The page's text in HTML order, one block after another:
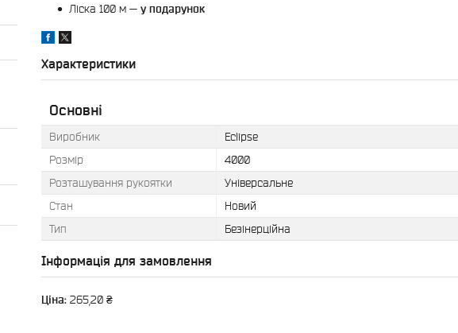
Ліска 100 м — у подарунок
Характеристики
Основні
Виробник
Eclipse
Розмір
4000
Розташування рукоятки
Універсальне
Стан
Новий
Тип
Безінерційна
Інформація для замовлення
Ціна: 265,20 ₴